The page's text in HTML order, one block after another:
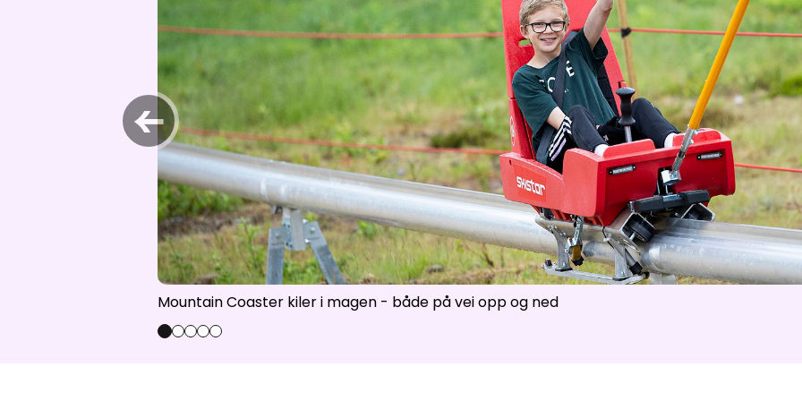
Åpne heiser : Åpne løyper:0 70
Vær- og føredata er levert av fnugg,Yr, Meteorologisk institutt og NRK
←
Mountain Coaster kiler i magen - både på vei opp og ned
0 1 2 3 4